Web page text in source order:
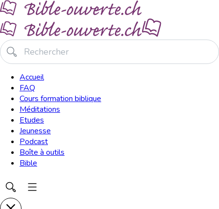
Accueil
FAQ
Cours formation biblique
Méditations
Etudes
Jeunesse
Podcast
Boîte à outils
Bible